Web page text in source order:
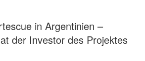
in Argentinien –
der Investor des Projektes